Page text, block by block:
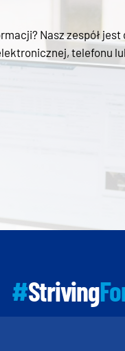
Nasz zespół jest
telefonu
#Striving